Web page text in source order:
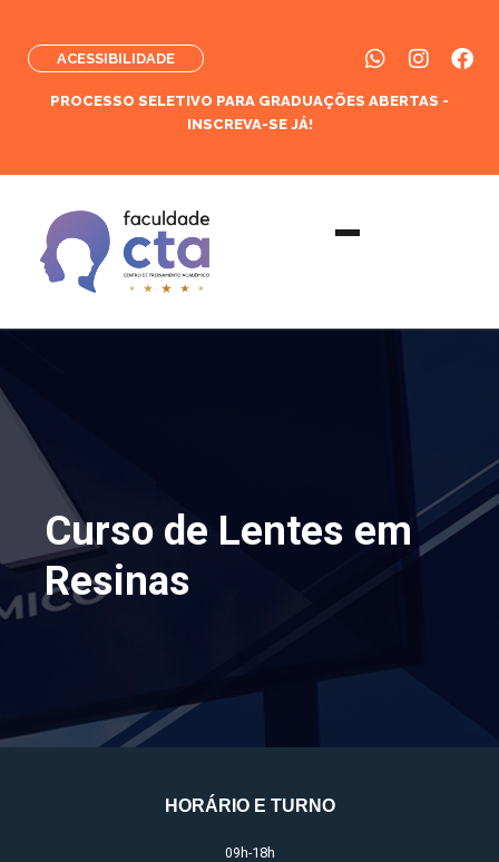
ACESSIBILIDADE
PROCESSO SELETIVO PARA GRADUAÇÕES ABERTAS -
INSCREVA-SE JÁ!
Curso de Lentes em
Resinas
HORÁRIO E TURNO
09h-18h